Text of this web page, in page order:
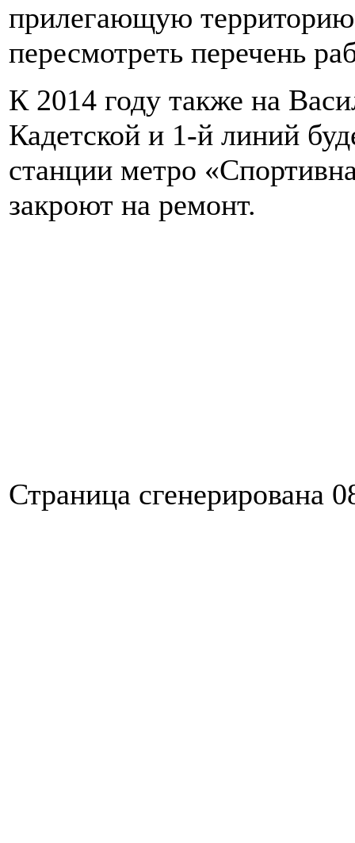
прилегающую
пересмотреть перечень
К 2014 году также на
Кадетской и 1-й линий
станции метро
закроют на ремонт.
Страница сгенерирована